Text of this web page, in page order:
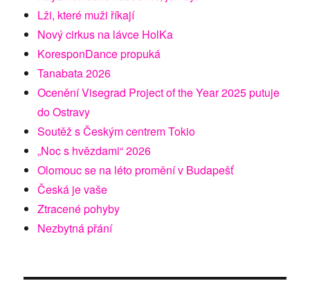
Lži, které muži říkají
Nový cirkus na lávce HolKa
KoresponDance propuká
Tanabata 2026
Ocenění Visegrad Project of the Year 2025 putuje
do Ostravy
Soutěž s Českým centrem Tokio
„Noc s hvězdami“ 2026
Olomouc se na léto promění v Budapešť
Česká je vaše
Ztracené pohyby
Nezbytná přání